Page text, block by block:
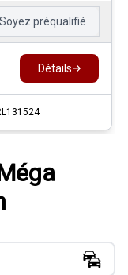
Soyez préqualifié
Détails